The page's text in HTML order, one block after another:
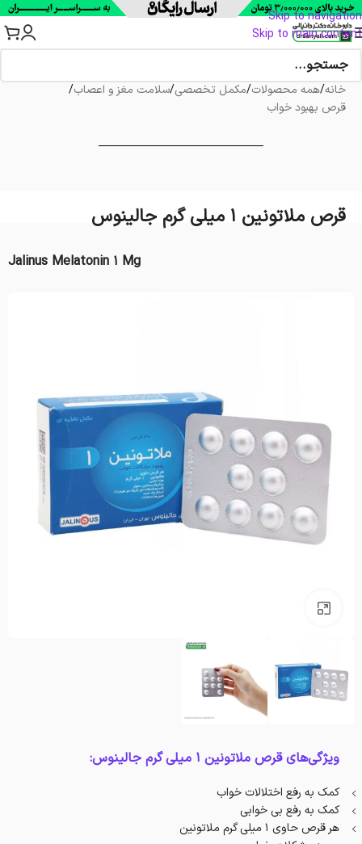
Skip to navigation
Skip to main content
خانه/همه محصولات/مکمل تخصصی/سلامت مغز و اعصاب/
قرص بهبود خواب
قرص ملاتونین 1 میلی گرم جالینوس
Jalinus Melatonin 1 Mg
ویژگی‌های قرص ملاتونین 1 میلی گرم جالینوس:
کمک به رفع اختلالات خواب
کمک به رفع بی خوابی
هر قرص حاوی ۱ میلی گرم ملاتونین